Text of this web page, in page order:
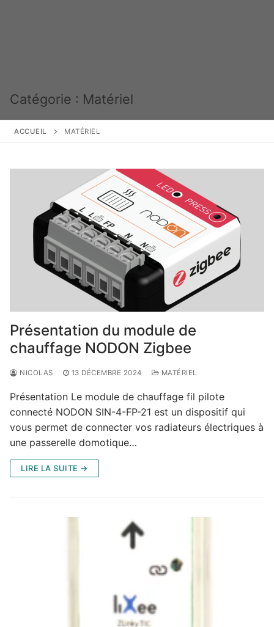
Catégorie : Matériel
ACCUEIL MATÉRIEL
Présentation du module de
chauffage NODON Zigbee
NICOLAS 13 DÉCEMBRE 2024 MATÉRIEL
Présentation Le module de chauffage fil pilote
connecté NODON SIN-4-FP-21 est un dispositif qui
vous permet de connecter vos radiateurs électriques à
une passerelle domotique…
LIRE LA SUITE →